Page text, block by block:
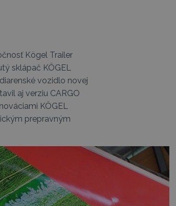
Kögel Trailer
sklápač KÖGEL
vozidlo novej
aj verziu CARGO
KÖGEL
prepravným